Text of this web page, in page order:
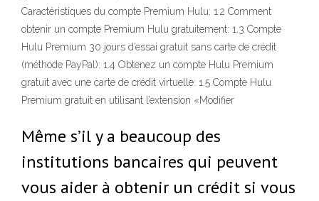
Caractéristiques du compte Premium Hulu: 1.2 Comment
obtenir un compte Premium Hulu gratuitement: 1.3 Compte
Hulu Premium 30 jours d’essai gratuit sans carte de crédit
(méthode PayPal): 1.4 Obtenez un compte Hulu Premium
gratuit avec une carte de crédit virtuelle: 1.5 Compte Hulu
Premium gratuit en utilisant l’extension «Modifier
Même s’il y a beaucoup des
institutions bancaires qui peuvent
vous aider à obtenir un crédit si vous